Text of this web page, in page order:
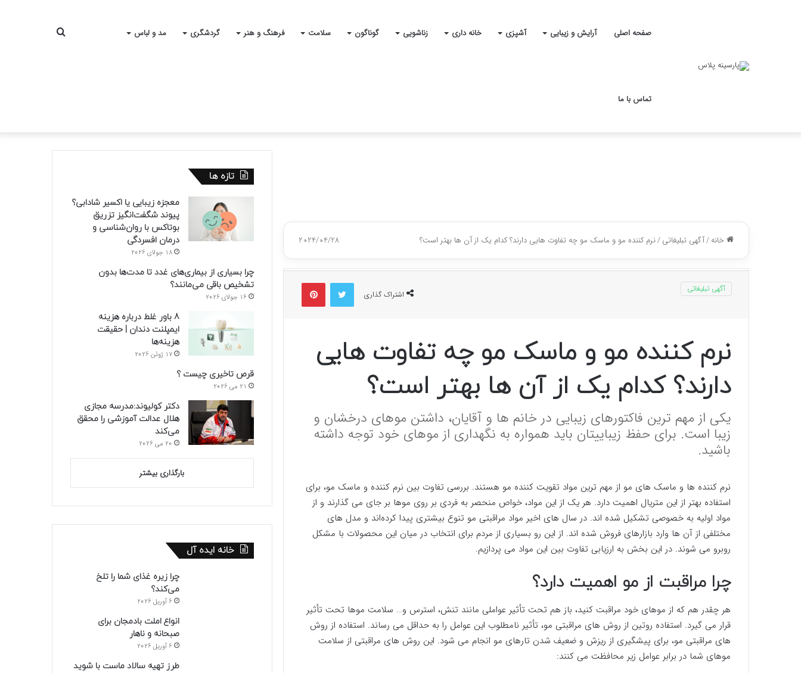
صفحه اصلی آرایش و زیبایی آشپزی خانه داری زناشویی گوناگون سلامت فرهنگ و هنر گردشگری مد و لباس
تماس با ما
جستجو
خانه/آگهی تبلیغاتی/نرم کننده مو و ماسک مو چه تفاوت هایی دارند؟ کدام یک از آن ها بهتر است؟ 2024/04/28
اشتراک گذاری
توییتر پینتریست
آگهی تبلیغاتی
نرم کننده مو و ماسک مو چه تفاوت هایی
دارند؟ کدام یک از آن ها بهتر است؟
یکی از مهم ترین فاکتورهای زیبایی در خانم ها و آقایان، داشتن موهای درخشان و
زیبا است. برای حفظ زیباییتان باید همواره به نگهداری از موهای خود توجه داشته
باشید.
نرم کننده ها و ماسک های مو از مهم ترین مواد تقویت کننده مو هستند. بررسی تفاوت بین نرم کننده و ماسک مو، برای
استفاده بهتر از این متریال اهمیت دارد. هر یک از این مواد، خواص منحصر به فردی بر روی موها بر جای می گذارند و از
مواد اولیه به خصوصی تشکیل شده اند. در سال های اخیر مواد مراقبتی مو تنوع بیشتری پیدا کرده‌اند و مدل های
مختلفی از آن ها وارد بازارهای فروش شده اند. از این رو بسیاری از مردم برای انتخاب در میان این محصولات با مشکل
روبرو می شوند. در این بخش به ارزیابی تفاوت بین این مواد می پردازیم.
چرا مراقبت از مو اهمیت دارد؟
هر چقدر هم که از موهای خود مراقبت کنید، باز هم تحت تأثیر عواملی مانند تنش، استرس و… سلامت موها تحت تأثیر
قرار می گیرد. استفاده روتین از روش های مراقبتی مو، تأثیر نامطلوب این عوامل را به حداقل می رساند. استفاده از روش
های مراقبتی مو، برای پیشگیری از ریزش و ضعیف شدن تارهای مو انجام می شود. این روش های مراقبتی از سلامت
موهای شما در برابر عوامل زیر محافظت می کنند:
تازه ها
معجزه زیبایی یا اکسیر شادابی؟
پیوند شگفت‌انگیز تزریق
بوتاکس با روان‌شناسی و
درمان افسردگی
18 جولای 2026
چرا بسیاری از بیماری‌های غدد تا مدت‌ها بدون
تشخیص باقی می‌مانند؟
16 جولای 2026
8 باور غلط درباره هزینه
ایمپلنت دندان | حقیقت
هزینه‌ها
17 ژوئن 2026
قرص تاخیری چیست ؟
21 می 2026
دکتر کولیوند:مدرسه مجازی
هلال عدالت آموزشی را محقق
می‌کند
20 می 2026
بارگذاری بیشتر
خانه ایده آل
چرا زیره غذای شما را تلخ
می‌کند؟
6 آوریل 2026
انواع املت بادمجان برای
صبحانه و ناهار
6 آوریل 2026
طرز تهیه سالاد ماست با شوید